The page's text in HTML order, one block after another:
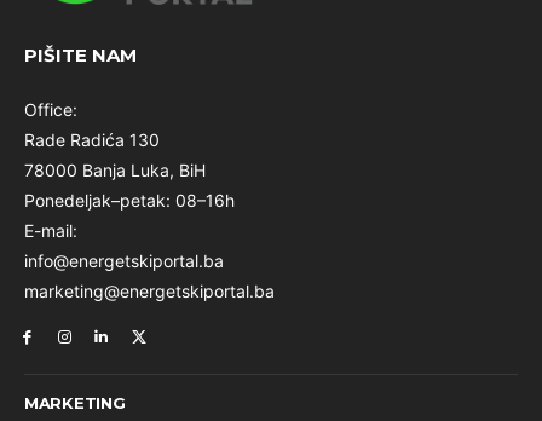
PIŠITE NAM
Office:
Rade Radića 130
78000 Banja Luka, BiH
Ponedeljak–petak: 08–16h
E-mail:
info@energetskiportal.ba
marketing@energetskiportal.ba
MARKETING